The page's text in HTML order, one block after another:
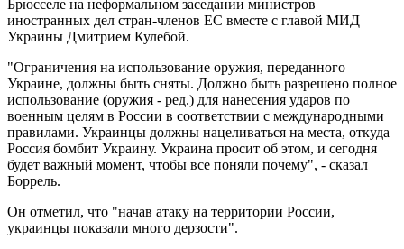
Брюсселе на неформальном заседании министров
иностранных дел стран-членов ЕС вместе с главой МИД
Украины Дмитрием Кулебой.
"Ограничения на использование оружия, переданного
Украине, должны быть сняты. Должно быть разрешено полное
использование (оружия - ред.) для нанесения ударов по
военным целям в России в соответствии с международными
правилами. Украинцы должны нацеливаться на места, откуда
Россия бомбит Украину. Украина просит об этом, и сегодня
будет важный момент, чтобы все поняли почему", - сказал
Боррель.
Он отметил, что "начав атаку на территории России,
украинцы показали много дерзости".